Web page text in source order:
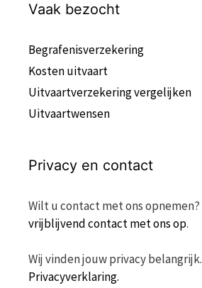
Vaak bezocht
Begrafenisverzekering
Kosten uitvaart
Uitvaartverzekering vergelijken
Uitvaartwensen
Privacy en contact
Wilt u contact met ons opnemen?
vrijblijvend contact met ons op.
Wij vinden jouw privacy belangrijk.
Privacyverklaring.